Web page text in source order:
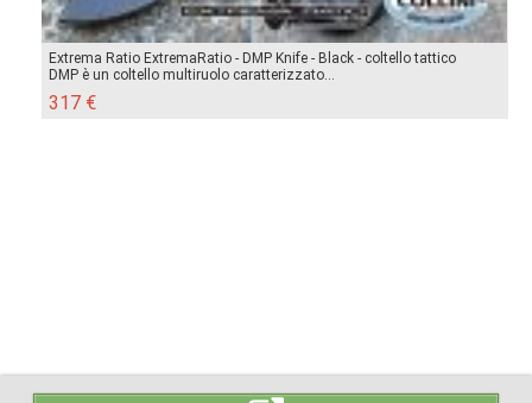
Extrema Ratio ExtremaRatio - DMP Knife - Black - coltello tattico
DMP è un coltello multiruolo caratterizzato...
317 €